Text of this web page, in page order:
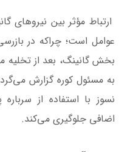
ارتباط مؤثر بین نیروهای
عوامل است؛ چراکه در
بخش گانینگ، بعد از تخلیه
به مسئول کوره گزارش
نسوز با استفاده از
اضافی جلوگیری می‌کند.